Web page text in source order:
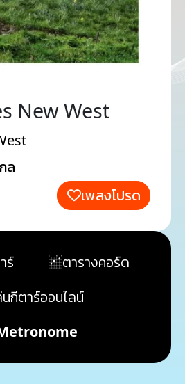
New West
ล
เพลงโปรด
ร์
ตารางคอร์ด
นกีตาร์ออนไลน์